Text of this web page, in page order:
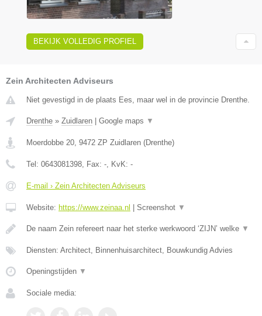
BEKIJK VOLLEDIG PROFIEL
Zein Architecten Adviseurs
Niet gevestigd in de plaats Ees, maar wel in de provincie Drenthe.
Drenthe » Zuidlaren | Google maps ▼
Moerdobbe 20 9472 ZP Zuidlaren (Drenthe)
Tel: 0643081398 , Fax: - , KvK: -
E-mail › Zein Architecten Adviseurs
Website: https://www.zeinaa.nl | Screenshot ▼
De naam Zein refereert naar het sterke werkwoord ‘ZIJN’ welke ▼
Diensten: Architect, Binnenhuisarchitect, Bouwkundig Advies
Openingstijden ▼
Sociale media: